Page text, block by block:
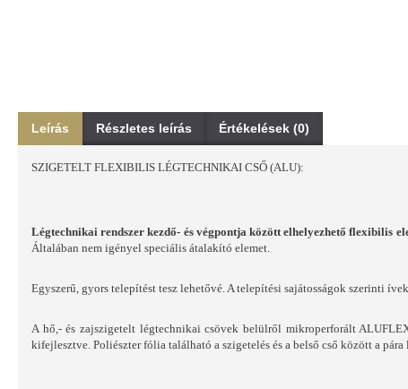
Leírás Részletes leírás Értékelések (0)
SZIGETELT FLEXIBILIS LÉGTECHNIKAI CSŐ (ALU):
Légtechnikai rendszer kezdő- és végpontja között elhelyezhető flexibilis
Általában nem igényel speciális átalakító elemet.
Egyszerű, gyors telepítést tesz lehetővé. A telepítési sajátosságok szerinti
A hő,- és zajszigetelt légtechnikai csövek belülről mikroperforált
kifejlesztve. Poliészter fólia található a szigetelés és a belső cső között a pára